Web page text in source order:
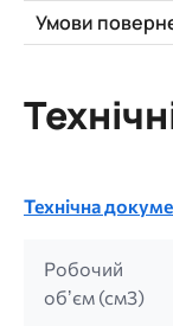
Умови
Технічна
Робочий
обʼєм (см3)